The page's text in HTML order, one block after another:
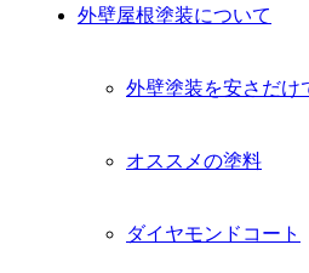
外壁屋根塗装について
外壁塗装を安さだけ
オススメの塗料
ダイヤモンドコート